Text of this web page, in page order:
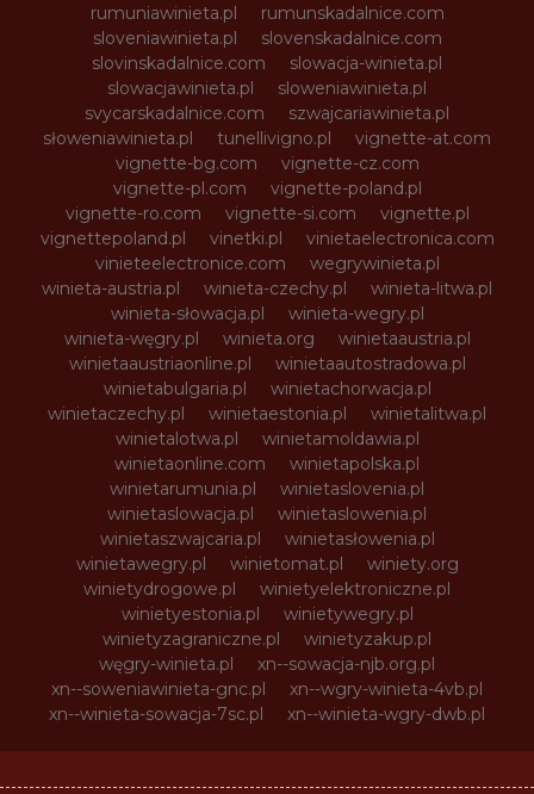
rumuniawinieta.pl
rumunskadalnice.com
sloveniawinieta.pl
slovenskadalnice.com
slovinskadalnice.com
slowacja-winieta.pl
slowacjawinieta.pl
sloweniawinieta.pl
svycarskadalnice.com
szwajcariawinieta.pl
słoweniawinieta.pl
tunellivigno.pl
vignette-at.com
vignette-bg.com
vignette-cz.com
vignette-pl.com
vignette-poland.pl
vignette-ro.com
vignette-si.com
vignette.pl
vignettepoland.pl
vinetki.pl
vinietaelectronica.com
vinieteelectronice.com
wegrywinieta.pl
winieta-austria.pl
winieta-czechy.pl
winieta-litwa.pl
winieta-słowacja.pl
winieta-wegry.pl
winieta-węgry.pl
winieta.org
winietaaustria.pl
winietaaustriaonline.pl
winietaautostradowa.pl
winietabulgaria.pl
winietachorwacja.pl
winietaczechy.pl
winietaestonia.pl
winietalitwa.pl
winietalotwa.pl
winietamoldawia.pl
winietaonline.com
winietapolska.pl
winietarumunia.pl
winietaslovenia.pl
winietaslowacja.pl
winietaslowenia.pl
winietaszwajcaria.pl
winietasłowenia.pl
winietawegry.pl
winietomat.pl
winiety.org
winietydrogowe.pl
winietyelektroniczne.pl
winietyestonia.pl
winietywegry.pl
winietyzagraniczne.pl
winietyzakup.pl
węgry-winieta.pl
xn--sowacja-njb.org.pl
xn--soweniawinieta-gnc.pl
xn--wgry-winieta-4vb.pl
xn--winieta-sowacja-7sc.pl
xn--winieta-wgry-dwb.pl